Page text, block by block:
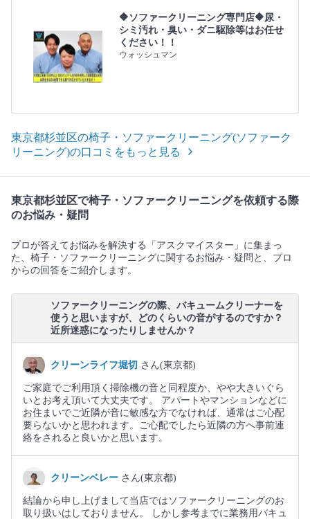
🔶ソファークリーニング専門店🔶尿・
シミ汚れ・臭い・ダニ駆除等はお任せ
ください！！
ウォッシュマン
東京都杉並区の椅子・ソファークリーニング(ソファーク
リーニング)の口コミをもっと見る
東京都杉並区で椅子・ソファークリーニングを依頼する際
のお悩み・疑問
プロが答えてお悩みを解決する「アスクマイスター」に集まっ
た、椅子・ソファークリーニングに関するお悩み・疑問と、プロ
からの回答をご紹介します。
ソファークリーニングの際、バキュームクリーナーを
使うと思いますが、どのくらいの音がするのですか？
近所迷惑になったりしませんか？
クリーンライフ堀切 さん(東京都)
ご家庭でご利用頂く掃除機の音と同程度か、やや大きいぐら
いとお考え頂いて大丈夫です。 アパートやマンションなどに
お住まいでご近隣が音に敏感な方でなければ、通常はご心配
要らないかと思われます。ご心配でしたら近隣の方へ事前連
絡をされると良いかと思います。
クリーンベレー さん(東京都)
結論から申し上げまして当店ではソファークリーニングのお
取り扱いはしておりません。 しかし参考までに業務用バキュ